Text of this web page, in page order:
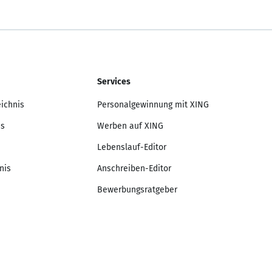
Services
Personalgewinnung mit XING
Werben auf XING
Lebenslauf-Editor
Anschreiben-Editor
Bewerbungsratgeber